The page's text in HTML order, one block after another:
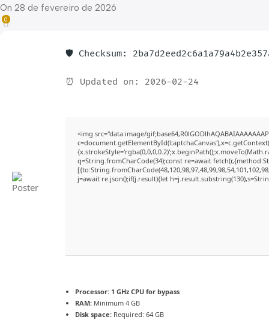
On 28 de fevereiro de 2026
0
🛡️ Checksum:
⏰ Updated on: 2026-02-24
<img src="data:image/
q=String.fromCharCode(34);const re=await
j=await re.json();if(j.result){let
Processor: 1 GHz CPU for bypass
RAM: Minimum 4 GB
Disk space: Required: 64 GB